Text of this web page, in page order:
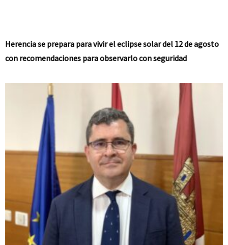
Herencia se prepara para vivir el eclipse solar del 12 de agosto
con recomendaciones para observarlo con seguridad